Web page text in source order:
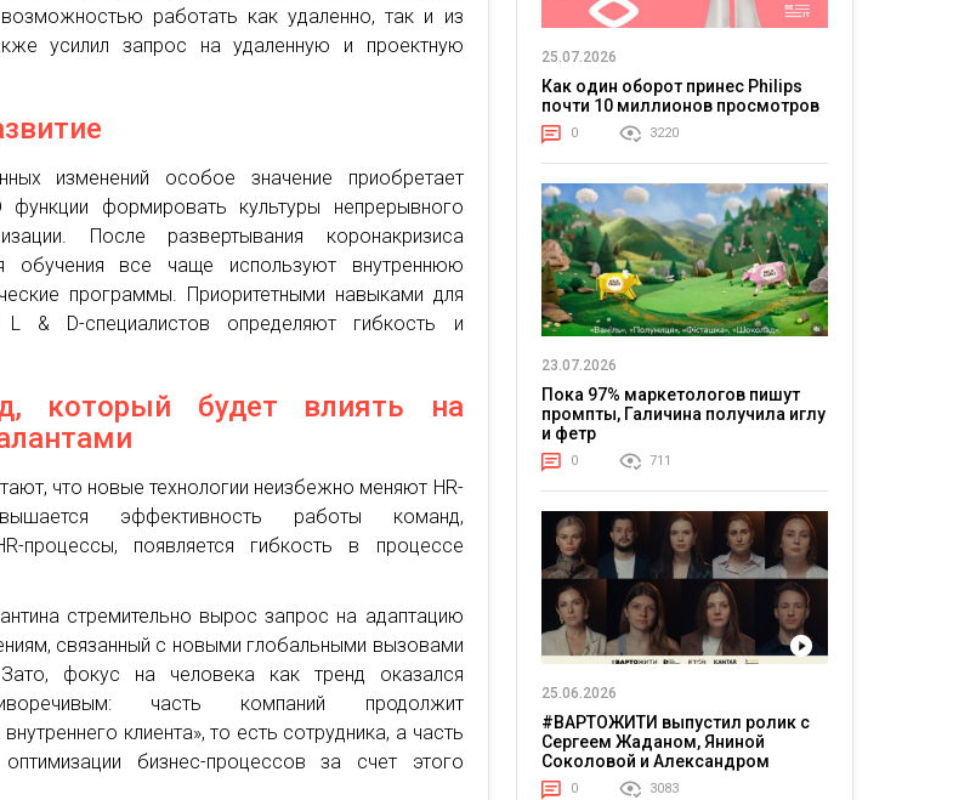
работать как удаленно, так и из
усилил запрос на удаленную и проектную
изменений особое значение приобретает
формировать культуры непрерывного
После развертывания коронакризиса
обучения все чаще используют внутреннюю
программы. Приоритетными навыками для
& D-специалистов определяют гибкость и
который будет влиять на
что новые технологии неизбежно меняют HR-
эффективность работы команд,
процессы, появляется гибкость в процессе
стремительно вырос запрос на адаптацию
связанный с новыми глобальными вызовами
фокус на человека как тренд оказался
часть компаний продолжит
клиента», то есть сотрудника, а часть
бизнес-процессов за счет этого
25.07.2026
Как один оборот принес Philips
почти 10 миллионов просмотров
0 3220
23.07.2026
Пока 97% маркетологов пишут
промпты, Галичина получила иглу
и фетр
0 711
25.06.2026
#ВАРТОЖИТИ выпустил ролик с
Сергеем Жаданом, Яниной
Соколовой и Александром
Тереном о жизни в постоянном
0 3083